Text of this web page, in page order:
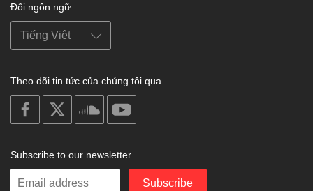
Đổi ngôn ngữ
Theo dõi tin tức của chúng tôi qua
on
facebook
on
on
soundcloud
Subscribe to our newsletter
Enter
Subscribe